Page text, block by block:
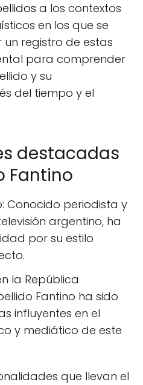
a los contextos
en los que se
registro de estas
para comprender
y su
del tiempo y el
destacadas
Fantino
Conocido periodista y
argentino, ha
por su estilo
la República
Fantino ha sido
influyentes en el
y mediático de este
que llevan el